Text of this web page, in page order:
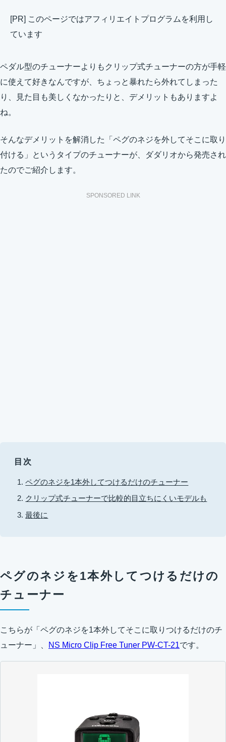
[PR] このページではアフィリエイトプログラムを利用し
ています
ペダル型のチューナーよりもクリップ式チューナーの方が手軽
に使えて好きなんですが、ちょっと暴れたら外れてしまった
り、見た目も美しくなかったりと、デメリットもありますよ
ね。
そんなデメリットを解消した「ペグのネジを外してそこに取り
付ける」というタイプのチューナーが、ダダリオから発売され
たのでご紹介します。
SPONSORED LINK
目次
ペグのネジを1本外してつけるだけのチューナー
クリップ式チューナーで比較的目立ちにくいモデルも
最後に
ペグのネジを1本外してつけるだけの
チューナー
こちらが「ペグのネジを1本外してそこに取りつけるだけのチ
ューナー」、
NS Micro Clip Free Tuner PW-CT-21です。